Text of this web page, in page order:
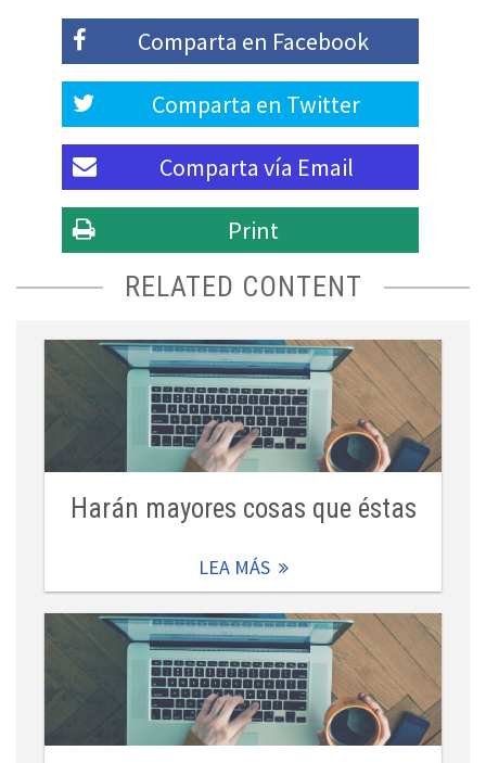
Comparta en Facebook
Comparta en Twitter
Comparta vía Email
Print
RELATED CONTENT
Harán mayores cosas que éstas
LEA MÁS